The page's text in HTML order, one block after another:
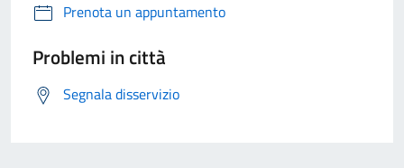
Prenota un appuntamento
Problemi in città
Segnala disservizio